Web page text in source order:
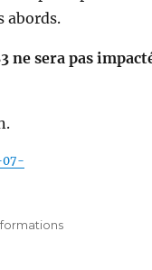
abords.
ne sera pas
07-